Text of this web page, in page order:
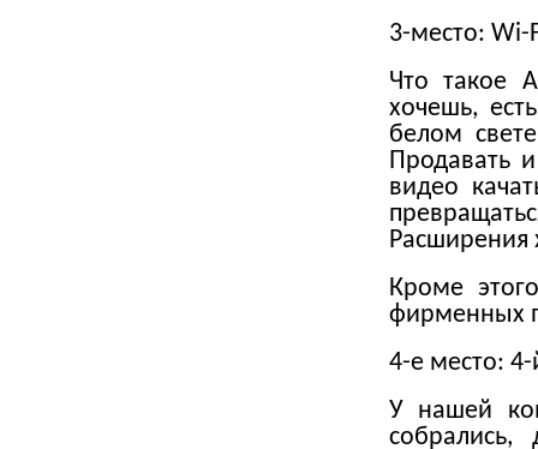
3-место: Wi-
Что такое
хочешь,
белом
Продавать
видео
Кроме
фирменных
4-е место: 4-
У нашей
собрались,